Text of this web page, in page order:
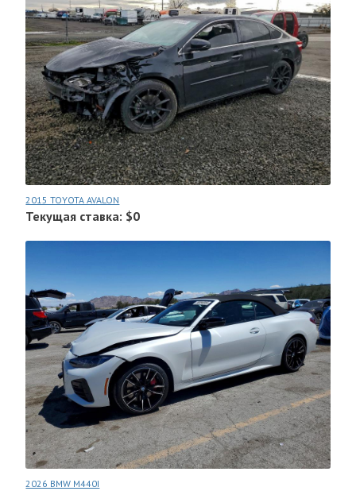
2015 TOYOTA AVALON
Текущая ставка: $0
2026 BMW M440I